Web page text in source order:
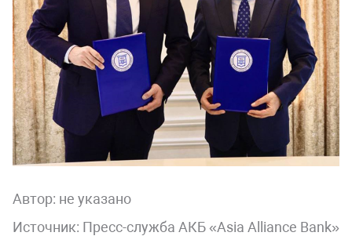
Автор: не указано
Источник: Пресс-служба АКБ «Asia Alliance Bank»